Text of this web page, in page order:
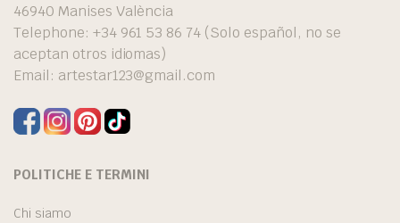
46940 Manises València
Telephone: +34 961 53 86 74 (Solo español, no se
aceptan otros idiomas)
Email: artestar123@gmail.com
POLITICHE E TERMINI
Chi siamo